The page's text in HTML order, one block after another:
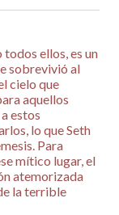
todos ellos, es un
sobrevivió al
cielo que
aquellos
estos
lo que Seth
Para
mítico lugar, el
atemorizada
la terrible